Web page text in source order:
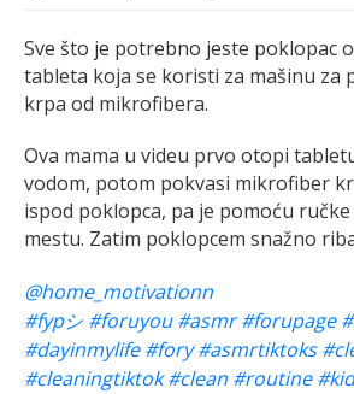
Sve što je potrebno jeste poklopac
tableta koja se koristi za mašinu za
krpa od mikrofibera.
Ova mama u videu prvo otopi
vodom, potom pokvasi mikrofiber
ispod poklopca, pa je pomoću
mestu. Zatim poklopcem snažno
@home_motivationn
#fypシ #foruyou #asmr #forupage
#dayinmylife #fory #asmrtiktoks
#cleaningtiktok #clean #routine